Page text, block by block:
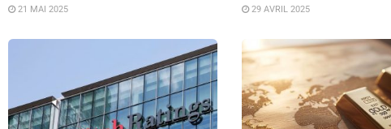
21 MAI 2025 29 AVRIL 2025